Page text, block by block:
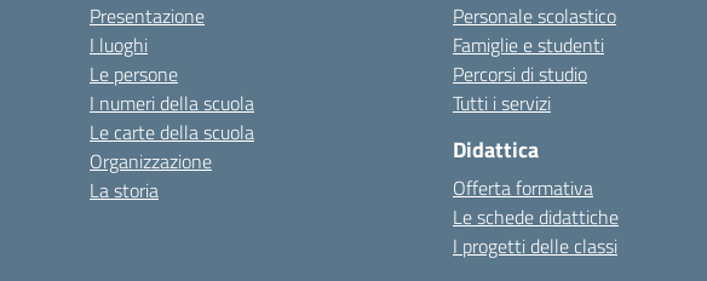
Presentazione
I luoghi
Le persone
I numeri della scuola
Le carte della scuola
Organizzazione
La storia
Personale scolastico
Famiglie e studenti
Percorsi di studio
Tutti i servizi
Didattica
Offerta formativa
Le schede didattiche
I progetti delle classi